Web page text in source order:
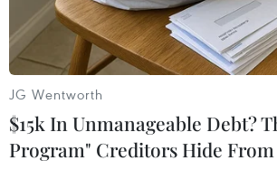
việc làm nhiều hơnở các công ty
Công ty điện tử Samsung có
dụng nhân sự nhiều hơn trong 6
Năm 2009, công ty này đã tuyển
JG Wentworth
$15k In Unmanageable Debt?
Program" Creditors Hide From